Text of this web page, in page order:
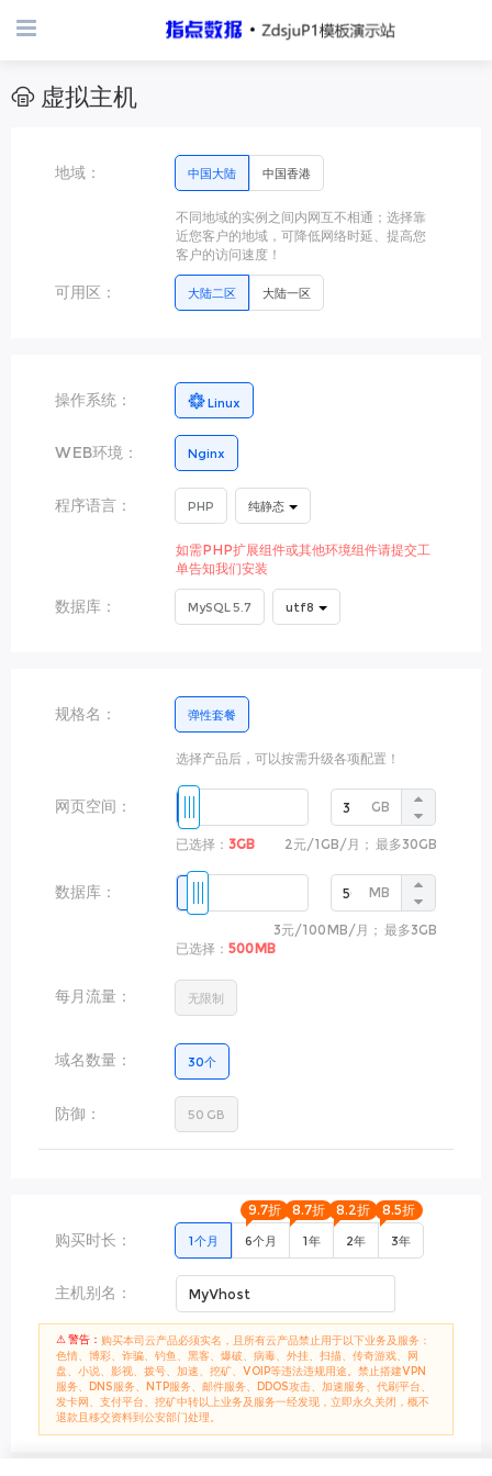
虚拟主机
地域： 中国大陆 中国香港
不同地域的实例之间内网互不相通；选择靠
近您客户的地域，可降低网络时延、提高您
客户的访问速度！
可用区： 大陆二区 大陆一区
操作系统： Linux
WEB环境： Nginx
程序语言： PHP 纯静态
如需PHP扩展组件或其他环境组件请提交工
单告知我们安装
数据库： MySQL 5.7 utf8
规格名： 弹性套餐
选择产品后，可以按需升级各项配置！
网页空间： GB
2元/1GB/月 ； 最多30GB
已选择： 3GB
数据库： MB
3元/100MB/月 ； 最多3GB
已选择： 500MB
每月流量： 无限制
域名数量： 30个
防御： 50 GB
购买时长： 1个月 6个月
9.7折
1年
8.7折
2年
8.2折
3年
8.5折
主机别名：
⚠ 警告： 购买本司云产品必须实名，且所有云产品禁止用于以下业务及服务：
色情、博彩、诈骗、钓鱼、黑客、爆破、病毒、外挂、扫描、传奇游戏、网
盘、小说、影视、拨号、加速、挖矿、VOIP等违法违规用途。禁止搭建VPN
服务、DNS服务、NTP服务、邮件服务、DDOS攻击、加速服务、代刷平台、
发卡网、支付平台、挖矿中转以上业务及服务一经发现，立即永久关闭，概不
退款且移交资料到公安部门处理。